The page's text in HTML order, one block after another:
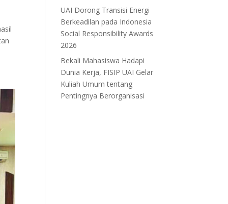
UAI Dorong Transisi Energi
Berkeadilan pada Indonesia
Social Responsibility Awards
2026
Bekali Mahasiswa Hadapi
Dunia Kerja, FISIP UAI Gelar
Kuliah Umum tentang
Pentingnya Berorganisasi